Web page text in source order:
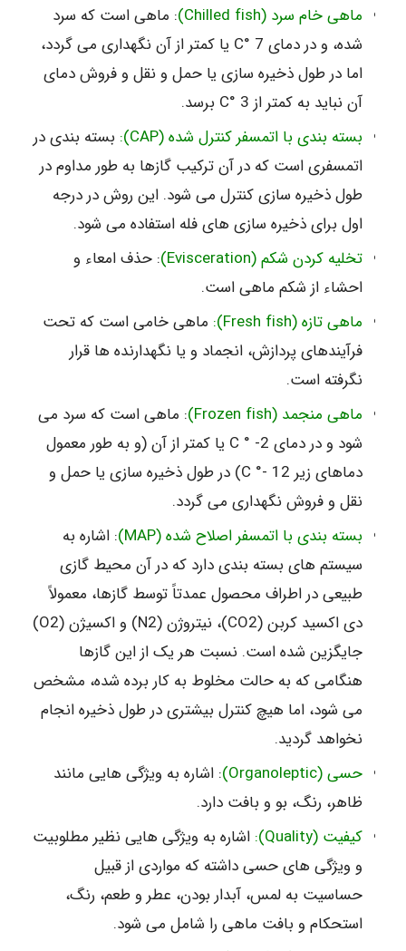
ماهی خام سرد (Chilled fish)
: ماهی است که سرد
شده، و در دمای C° 7 یا کمتر از آن نگهداری می گردد،
اما در طول ذخیره سازی یا حمل و نقل و فروش دمای
آن نباید به کمتر از C° 3 برسد.
بسته بندی با اتمسفر کنترل شده (CAP):
بسته بندی در
اتمسفری است که در آن ترکیب گازها به طور مداوم در
طول ذخیره سازی کنترل می شود. این روش در درجه
اول برای ذخیره سازی های فله استفاده می شود.
تخلیه کردن شکم (Evisceration)
: حذف امعاء و
احشاء از شکم ماهی است.
ماهی تازه (Fresh fish):
ماهی خامی است که تحت
فرآیندهای پردازش، انجماد و یا نگهدارنده ها قرار
نگرفته است.
ماهی منجمد (Frozen fish)
: ماهی است که سرد می
شود و در دمای C ° -2 یا کمتر از آن (و به طور معمول
دماهای زیر C °- 12) در طول ذخیره سازی یا حمل و
نقل و فروش نگهداری می گردد.
بسته بندی با اتمسفر اصلاح شده (MAP)
: اشاره به
سیستم های بسته بندی دارد که در آن محیط گازی
طبیعی در اطراف محصول عمدتاً توسط گازها، معمولاً
دی اکسید کربن (CO2)، نیتروژن (N2) و اکسیژن (O2)
جایگزین شده است. نسبت هر یک از این گازها
هنگامی که به حالت مخلوط به کار برده شده، مشخص
می شود، اما هیچ کنترل بیشتری در طول ذخیره انجام
نخواهد گردید.
حسی (Organoleptic)
: اشاره به ویژگی هایی مانند
ظاهر، رنگ، بو و بافت دارد.
کیفیت (Quality):
اشاره به ویژگی هایی نظیر مطلوبیت
و ویژگی های حسی داشته که مواردی از قبیل
حساسیت به لمس، آبدار بودن، عطر و طعم، رنگ،
استحکام و بافت ماهی را شامل می شود.